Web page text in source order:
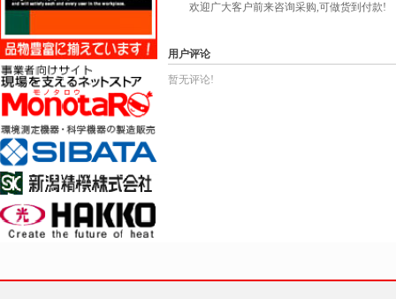
欢迎广大客户前来咨询采购,可做货到付款!
用户评论
暂无评论!